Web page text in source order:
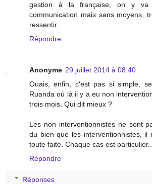
gestion à la française, on y va
communication mais sans moyens,
ressentir.
Répondre
Anonyme 29 juillet 2014 à 08:40
Ouais, enfin, c'est pas si simple,
Ruanda où là il y a eu non
trois mois. Qui dit mieux ?
Les non interventionnistes ne sont
du bien que les interventionnistes,
toute faite. Chaque cas est particulier...
Répondre
Réponses